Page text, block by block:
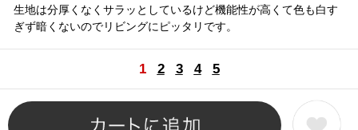
生地は分厚くなくサラッとしているけど機能性が高くて色も白す
ぎず暗くないのでリビングにピッタリです。
1 2 3 4 5